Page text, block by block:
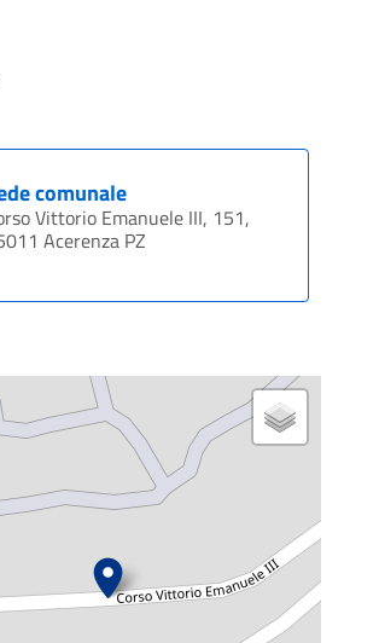
comunale
Vittorio Emanuele III, 151,
Acerenza PZ